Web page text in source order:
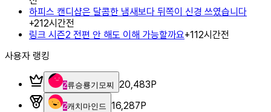
하피스 캔디샵은 달콤한 냄새보다 뒤쪽이 신경 쓰였습니다
+212시간전
링크 시즌2 전편 안 해도 이해 가능할까요+112시간전
사용자 랭킹
2류승룡기모찌 20,483P
2캐치마인드 16,287P